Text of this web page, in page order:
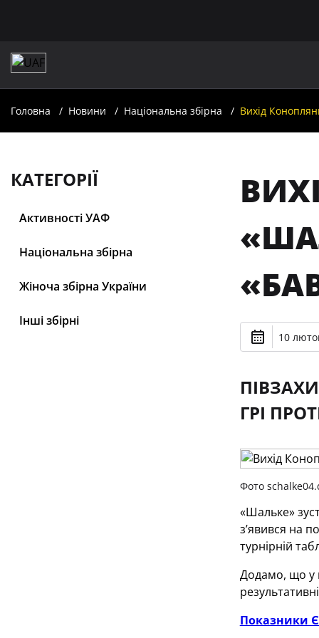
Головна Новини Національна збірна Вихід
КАТЕГОРІЇ
Активності УАФ
Національна збірна
Жіноча збірна України
Інші збірні
10
ГРІ
Фото
«Шальке»
з’явився на
турнірній
Додамо, що у
Показники